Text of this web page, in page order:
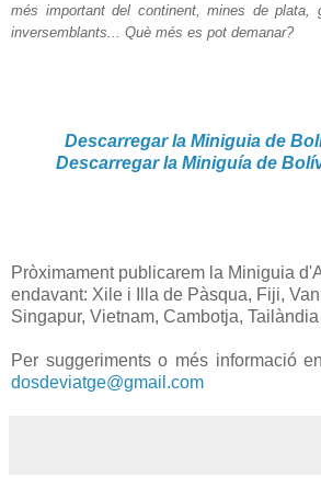
més important del continent, mines de plata,
inversemblants... Què més es pot demanar?
Descarregar la Miniguia de
Descarregar la Miniguía de
Pròximament publicarem la Miniguia
endavant: Xile i Illa de Pàsqua, Fiji,
Singapur, Vietnam, Cambotja,
Per suggeriments o més informació
dosdeviatge@gmail.com